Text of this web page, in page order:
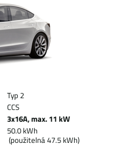
Typ 2
CCS
3x16A, max. 11 kW
50.0 kWh
(použitelná 47.5 kWh)